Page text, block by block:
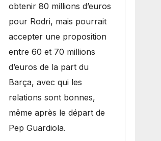
obtenir 80 millions d’euros
pour Rodri, mais pourrait
accepter une proposition
entre 60 et 70 millions
d’euros de la part du
Barça, avec qui les
relations sont bonnes,
même après le départ de
Pep Guardiola.